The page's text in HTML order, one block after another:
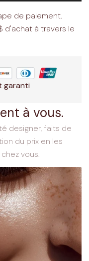
de paiement.
d'achat à travers le
garanti
à vous.
designer, faits de
du prix en les
vous.